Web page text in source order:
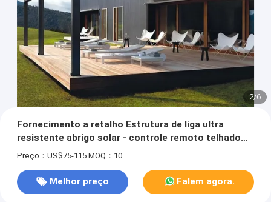
2/6
Fornecimento a retalho Estrutura de liga ultra
resistente abrigo solar - controle remoto telhado
retrátil à prova d'água pergola gazebo
Preço：US$75-115 MOQ：10
Melhor preço Falem agora.